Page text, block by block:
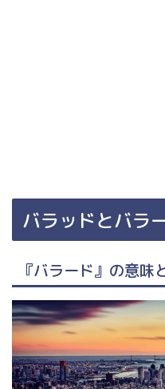
バラッドとバラ
『バラード』の意味